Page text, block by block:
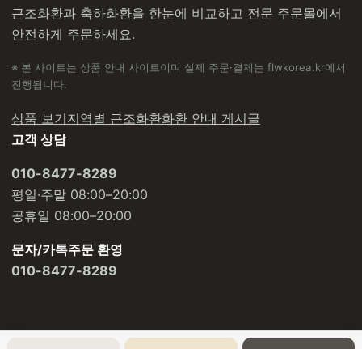
근조화환과 축하화환을 한눈에 비교하고 전문 주문몰에서
안전하게 주문하세요.
※ 본 사이트는 상품 안내 사이트이며 실제 주문·결제는 flwkorea.kr에서
진행됩니다.
상품 보기지역별 근조화환화환 안내 게시글
고객 상담
010-8477-8289
평일·주말 08:00–20:00
공휴일 08:00–20:00
문자/카톡주문 환영
010-8477-8289